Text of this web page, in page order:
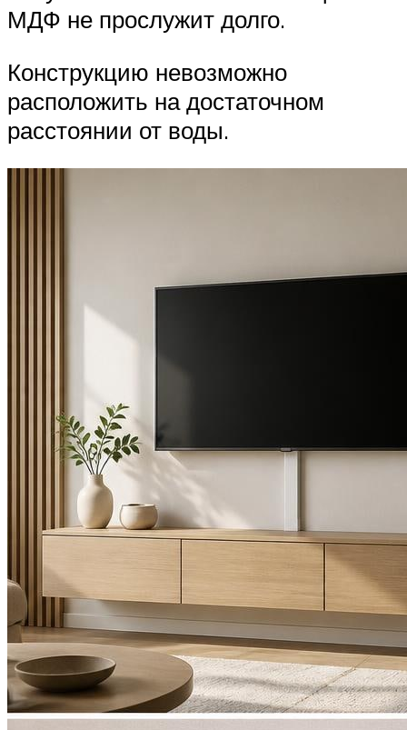
МДФ не прослужит долго.
Конструкцию невозможно
расположить на достаточном
расстоянии от воды.